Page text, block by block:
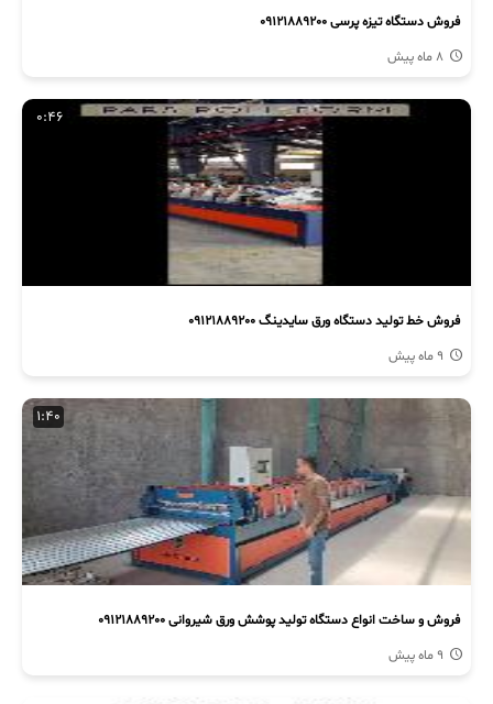
فروش دستگاه تیزه پرسی 09121889200
0:46
فروش خط تولید دستگاه ورق سایدینگ 09121889200
1:40
فروش و ساخت انواع دستگاه تولید پوشش ورق شیروانی 09121889200